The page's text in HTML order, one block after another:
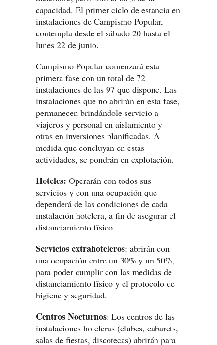
capacidad. El primer ciclo de estancia en
instalaciones de Campismo Popular,
contempla desde el sábado 20 hasta el
lunes 22 de junio.
Campismo Popular comenzará esta
primera fase con un total de 72
instalaciones de las 97 que dispone. Las
instalaciones que no abrirán en esta fase,
permanecen brindándole servicio a
viajeros y personal en aislamiento y
otras en inversiones planificadas. A
medida que concluyan en estas
actividades, se pondrán en explotación.
Hoteles: Operarán con todos sus
servicios y con una ocupación que
dependerá de las condiciones de cada
instalación hotelera, a fin de asegurar el
distanciamiento físico.
Servicios extrahoteleros: abrirán con
una ocupación entre un 30% y un 50%,
para poder cumplir con las medidas de
distanciamiento físico y el protocolo de
higiene y seguridad.
Centros Nocturnos: Los centros de las
instalaciones hoteleras (clubes, cabarets,
salas de fiestas, discotecas) abrirán para